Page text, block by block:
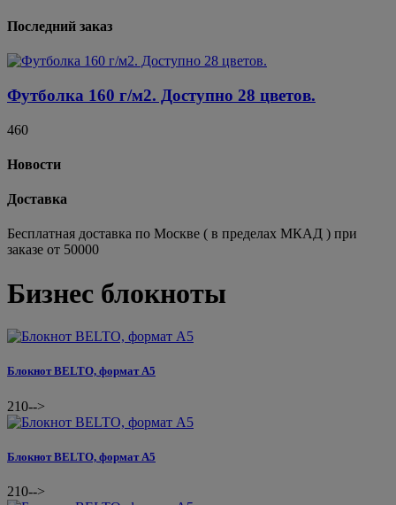
Последний заказ
Футболка 160 г/м2. Доступно 28 цветов.
460
Новости
Доставка
Бесплатная доставка по Москве ( в пределах МКАД ) при
заказе от 50000
Бизнес блокноты
Блокнот BELTO, формат А5
210-->
Блокнот BELTO, формат А5
210-->